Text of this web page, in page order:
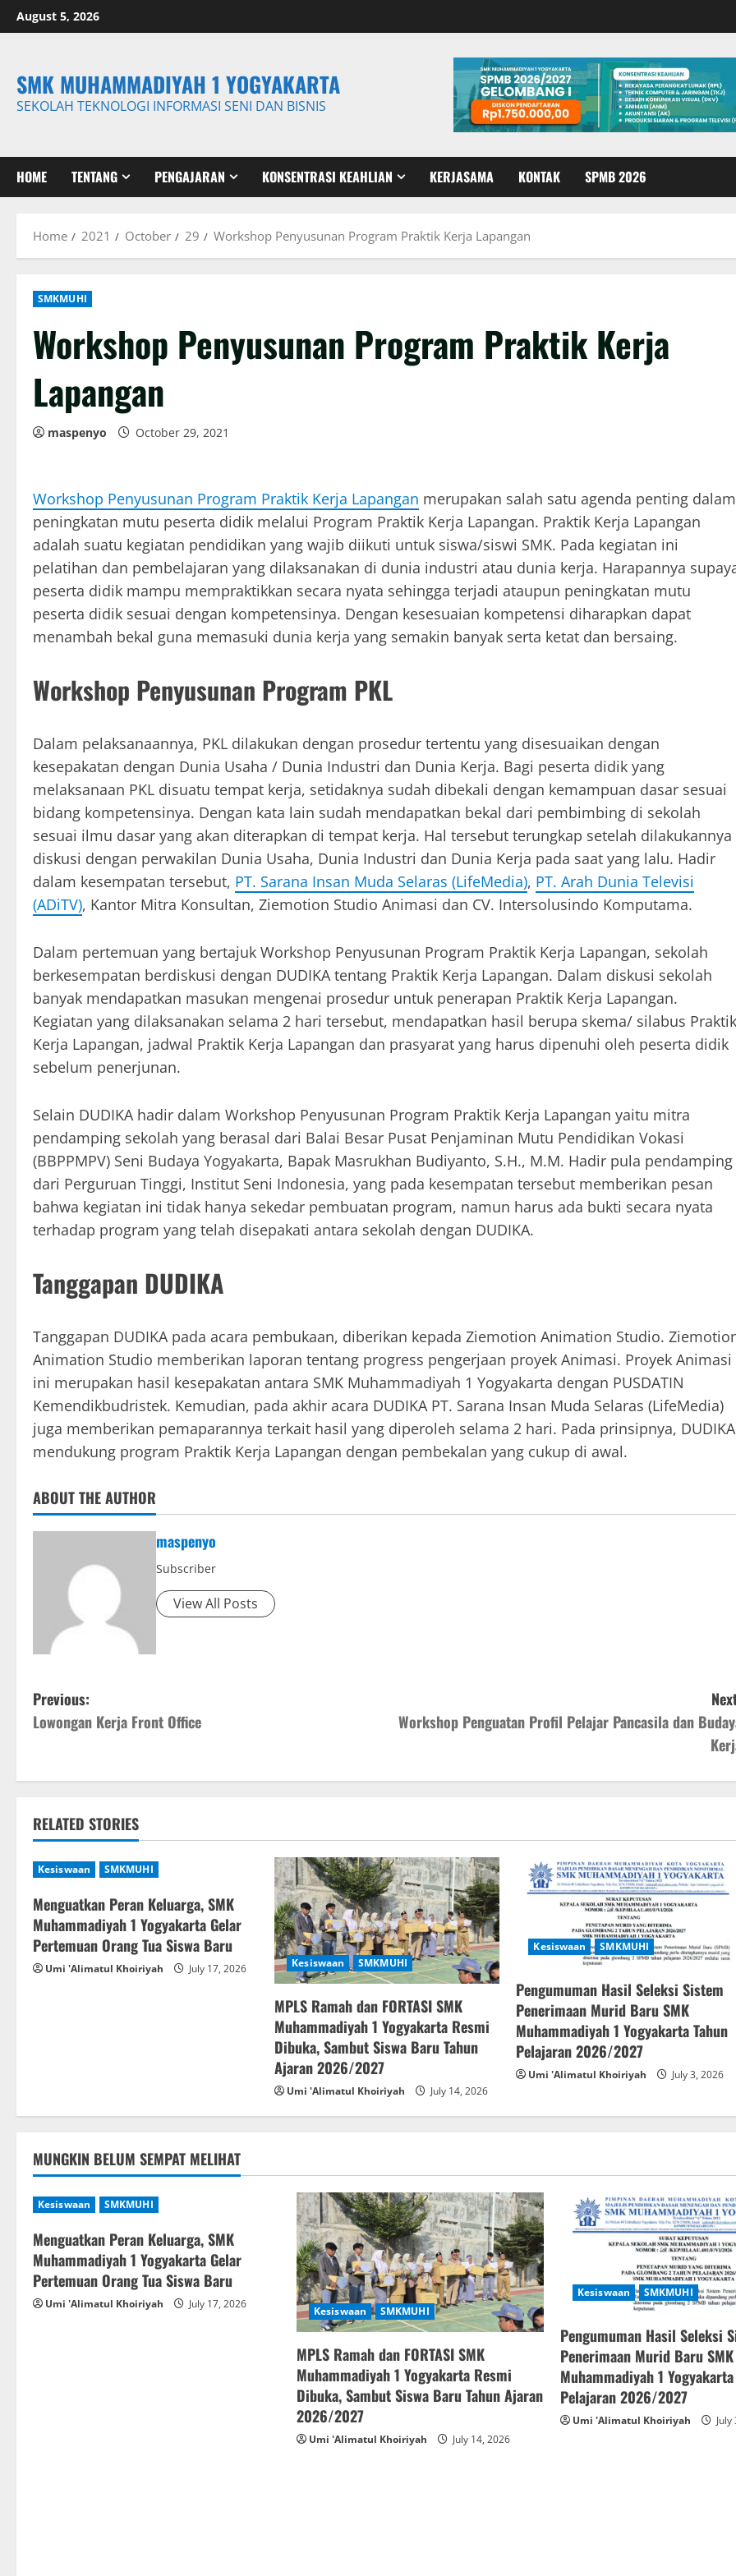
Skip
to
August 5, 2026
SMK MUHAMMADIYAH 1 YOGYAKARTA
SEKOLAH TEKNOLOGI INFORMASI SENI DAN BISNIS
HOME TENTANG PENGAJARAN KONSENTRASI KEAHLIAN KERJASAMA KONTAK SPMB 2026
Home 2021 October 29 Workshop Penyusunan Program Praktik Kerja Lapangan
SMKMUHI
Workshop Penyusunan Program Praktik Kerja
Lapangan
maspenyo October 29, 2021
Workshop Penyusunan Program Praktik Kerja Lapangan merupakan salah satu agenda penting dalam
peningkatan mutu peserta didik melalui Program Praktik Kerja Lapangan. Praktik Kerja Lapangan
adalah suatu kegiatan pendidikan yang wajib diikuti untuk siswa/siswi SMK. Pada kegiatan ini
pelatihan dan pembelajaran yang dilaksanakan di dunia industri atau dunia kerja. Harapannya
peserta didik mampu mempraktikkan secara nyata sehingga terjadi ataupun peningkatan mutu
peserta didik sesuai dengan kompetensinya. Dengan kesesuaian kompetensi diharapkan dapat
menambah bekal guna memasuki dunia kerja yang semakin banyak serta ketat dan bersaing.
Workshop Penyusunan Program PKL
Dalam pelaksanaannya, PKL dilakukan dengan prosedur tertentu yang disesuaikan dengan
kesepakatan dengan Dunia Usaha / Dunia Industri dan Dunia Kerja. Bagi peserta didik yang
melaksanaan PKL disuatu tempat kerja, setidaknya sudah dibekali dengan kemampuan dasar sesuai
bidang kompetensinya. Dengan kata lain sudah mendapatkan bekal dari pembimbing di sekolah
sesuai ilmu dasar yang akan diterapkan di tempat kerja. Hal tersebut terungkap setelah dilakukannya
diskusi dengan perwakilan Dunia Usaha, Dunia Industri dan Dunia Kerja pada saat yang lalu. Hadir
dalam kesempatan tersebut, PT. Sarana Insan Muda Selaras (LifeMedia), PT. Arah Dunia Televisi
(ADiTV), Kantor Mitra Konsultan, Ziemotion Studio Animasi dan CV. Intersolusindo Komputama.
Dalam pertemuan yang bertajuk Workshop Penyusunan Program Praktik Kerja Lapangan, sekolah
berkesempatan berdiskusi dengan DUDIKA tentang Praktik Kerja Lapangan. Dalam diskusi sekolah
banyak mendapatkan masukan mengenai prosedur untuk penerapan Praktik Kerja Lapangan.
Kegiatan yang dilaksanakan selama 2 hari tersebut, mendapatkan hasil berupa skema/ silabus Praktik
Kerja Lapangan, jadwal Praktik Kerja Lapangan dan prasyarat yang harus dipenuhi oleh peserta didik
sebelum penerjunan.
Selain DUDIKA hadir dalam Workshop Penyusunan Program Praktik Kerja Lapangan yaitu mitra
pendamping sekolah yang berasal dari Balai Besar Pusat Penjaminan Mutu Pendidikan Vokasi
(BBPPMPV) Seni Budaya Yogyakarta, Bapak Masrukhan Budiyanto, S.H., M.M. Hadir pula pendamping
dari Perguruan Tinggi, Institut Seni Indonesia, yang pada kesempatan tersebut memberikan pesan
bahwa kegiatan ini tidak hanya sekedar pembuatan program, namun harus ada bukti secara nyata
terhadap program yang telah disepakati antara sekolah dengan DUDIKA.
Tanggapan DUDIKA
Tanggapan DUDIKA pada acara pembukaan, diberikan kepada Ziemotion Animation Studio.
Animation Studio memberikan laporan tentang progress pengerjaan proyek Animasi. Proyek Animasi
ini merupakan hasil kesepakatan antara SMK Muhammadiyah 1 Yogyakarta dengan PUSDATIN
Kemendikbudristek. Kemudian, pada akhir acara DUDIKA PT. Sarana Insan Muda Selaras (LifeMedia)
juga memberikan pemaparannya terkait hasil yang diperoleh selama 2 hari. Pada prinsipnya, DUDIKA
mendukung program Praktik Kerja Lapangan dengan pembekalan yang cukup di awal.
ABOUT THE AUTHOR
maspenyo
Subscriber
View All Posts
P
o
s
n
a
v
i
g
o
n
Previous:
Lowongan Kerja Front Office
Workshop Penguatan Profil Pelajar Pancasila dan
RELATED STORIES
Kesiswaan SMKMUHI
Menguatkan Peran Keluarga, SMK
Muhammadiyah 1 Yogyakarta Gelar
Pertemuan Orang Tua Siswa Baru
Umi 'Alimatul Khoiriyah July 17, 2026 Kesiswaan SMKMUHI
MPLS Ramah dan FORTASI SMK
Muhammadiyah 1 Yogyakarta Resmi
Dibuka, Sambut Siswa Baru Tahun
Ajaran 2026/2027
Umi 'Alimatul Khoiriyah July 14, 2026
Kesiswaan SMKMUHI
Pengumuman Hasil Seleksi Sistem
Penerimaan Murid Baru SMK
Muhammadiyah 1 Yogyakarta Tahun
Pelajaran 2026/2027
Umi 'Alimatul Khoiriyah July 3, 2026
MUNGKIN BELUM SEMPAT MELIHAT
Kesiswaan SMKMUHI
Menguatkan Peran Keluarga, SMK
Muhammadiyah 1 Yogyakarta Gelar
Pertemuan Orang Tua Siswa Baru
Umi 'Alimatul Khoiriyah July 17, 2026 Kesiswaan SMKMUHI
MPLS Ramah dan FORTASI SMK
Muhammadiyah 1 Yogyakarta Resmi
Dibuka, Sambut Siswa Baru Tahun Ajaran
2026/2027
Umi 'Alimatul Khoiriyah July 14, 2026
Kesiswaan SMKMUHI
Pengumuman Hasil Seleksi
Penerimaan Murid Baru SMK
Muhammadiyah 1
Pelajaran 2026/2027
Umi 'Alimatul Khoiriyah